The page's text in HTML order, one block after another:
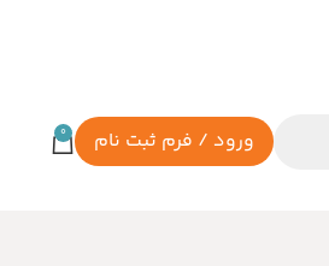
ورود / فرم ثبت نام 0